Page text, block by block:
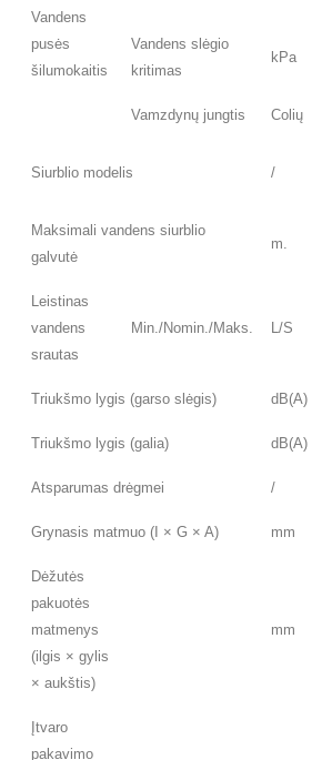
Vandens
pusės
šilumokaitis
Vandens slėgio
kritimas
kPa
Vamzdynų jungtis Colių
Siurblio modelis /
Maksimali vandens siurblio
galvutė
m.
Leistinas
vandens
srautas
Min./Nomin./Maks. L/S
Triukšmo lygis (garso slėgis) dB(A)
Triukšmo lygis (galia) dB(A)
Atsparumas drėgmei /
Grynasis matmuo (I × G × A) mm
Dėžutės
pakuotės
matmenys
(ilgis × gylis
× aukštis)
mm
Įtvaro
pakavimo